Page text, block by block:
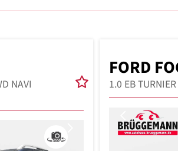
NAVI
FORD
1.0 EB
Previous